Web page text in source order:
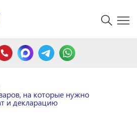
на которые нужно
и декларацию